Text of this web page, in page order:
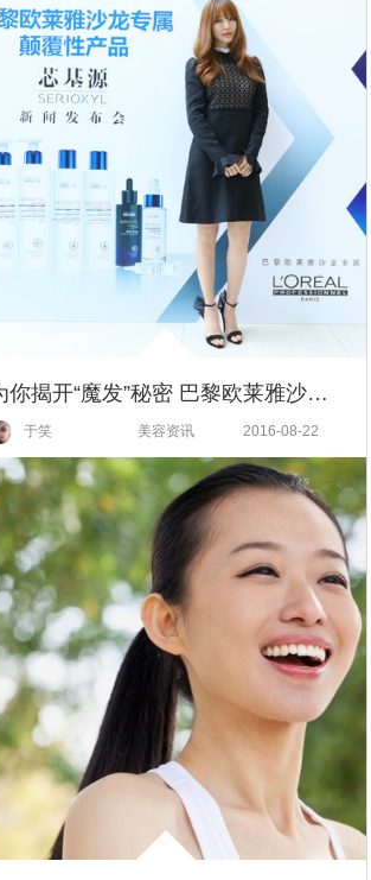
为你揭开“魔发”秘密 巴黎欧莱雅沙龙SERIOXYL芯基源新闻发布会
于笑 美容资讯 2016-08-22